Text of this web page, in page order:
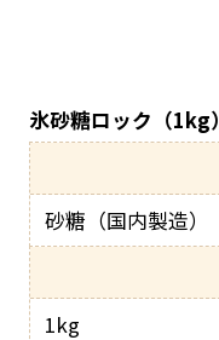
氷砂糖ロック（1kg）
砂糖（国内製造）
1kg